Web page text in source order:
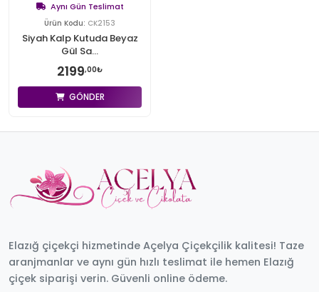
Aynı Gün Teslimat
Ürün Kodu: CK2153
Siyah Kalp Kutuda Beyaz
Gül Sa...
2199,00₺
GÖNDER
Elazığ çiçekçi hizmetinde Açelya Çiçekçilik kalitesi! Taze
aranjmanlar ve aynı gün hızlı teslimat ile hemen Elazığ
çiçek siparişi verin. Güvenli online ödeme.